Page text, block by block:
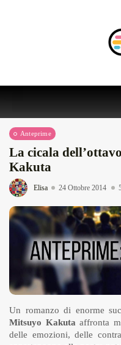
Anteprime
La cicala
Kakuta
Elisa 24 Ottobre 2014
Un romanzo di enorme
Mitsuyo Kakuta affronta
delle emozioni, delle